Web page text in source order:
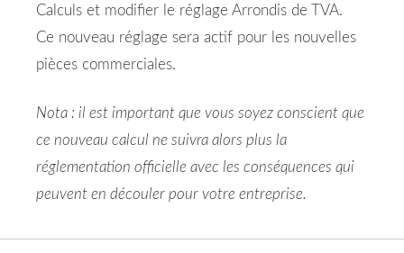
Calculs et modifier le réglage Arrondis de TVA.
Ce nouveau réglage sera actif pour les nouvelles
pièces commerciales.
Nota : il est important que vous soyez conscient que
ce nouveau calcul ne suivra alors plus la
réglementation officielle avec les conséquences qui
peuvent en découler pour votre entreprise.